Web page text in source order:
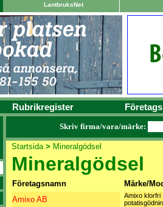
LantbruksNet
Rubrikregister
Skriv firma/vara/märke:
Startsida> Mineralgödsel
Mineralgödsel
Företagsnamn
Märke/
Amixo AB
Amixo klorfri